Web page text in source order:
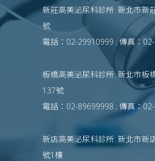
新莊高美泌尿科診所: 新北市新
號
電話：02-29910999 ; 傳真：
板橋高美泌尿科診所: 新北市板
137號
電話：02-89699998 ; 傳真：
新店高美泌尿科診所: 新北市新
號1樓